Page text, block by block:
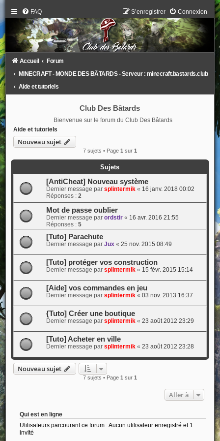
FAQ Connexion
S’enregistrer
Accueil
Forum
MINECRAFT - MONDE DES BÂTARDS - Serveur : minecraft.bastards.club
Aide et tutoriels
Club Des Bâtards
Bienvenue sur le forum du Club Des Bâtards
Aide et tutoriels
Nouveau sujet
7 sujets • Page 1 sur 1
Sujets
[AntiCheat] Nouveau système
Dernier message par splintermik« 16 janv. 2018 00:02
Réponses : 2
Mot de passe oublier
Dernier message par ordstir« 16 avr. 2016 21:55
Réponses : 5
[Tuto] Parachute
Dernier message par Jux« 25 nov. 2015 08:49
[Tuto] protéger vos construction
Dernier message par splintermik« 15 févr. 2015 15:14
[Aide] vos commandes en jeu
Dernier message par splintermik« 03 nov. 2013 16:37
{Tuto] Créer une boutique
Dernier message par splintermik« 23 août 2012 23:29
[Tuto] Acheter en ville
Dernier message par splintermik« 23 août 2012 23:28
Nouveau sujet
7 sujets • Page 1 sur 1
Aller à
Qui est en ligne
Utilisateurs parcourant ce forum : Aucun utilisateur enregistré et 1
invité